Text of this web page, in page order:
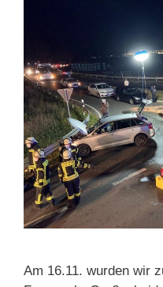
Am 16.11. wurden wir